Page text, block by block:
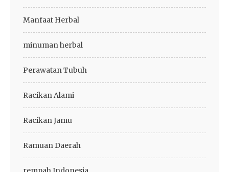
Manfaat Herbal
minuman herbal
Perawatan Tubuh
Racikan Alami
Racikan Jamu
Ramuan Daerah